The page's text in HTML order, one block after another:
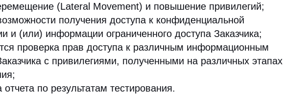
(Lateral Movement) и повышение привилегий;
получения доступа к конфиденциальной
и (или) информации ограниченного доступа Заказчика;
проверка прав доступа к различным информационным
с привилегиями, полученными на различных этапах
отчета по результатам тестирования.